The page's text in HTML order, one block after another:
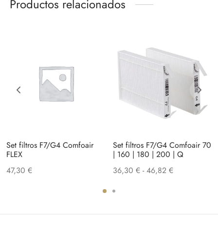
Productos relacionados
Set filtros F7/G4 Comfoair
FLEX
47,30 €
Set filtros F7/G4 Comfoair 70
| 160 | 180 | 200 | Q
36,30 € - 46,82 €Rango
36,30 €